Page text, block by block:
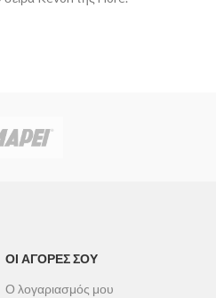
ΟΙ ΑΓΟΡΕΣ ΣΟΥ
Ο λογαριασμός μου